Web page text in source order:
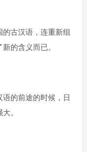
古汉语，连重新组
的含义而已。
的前途的时候，日
。